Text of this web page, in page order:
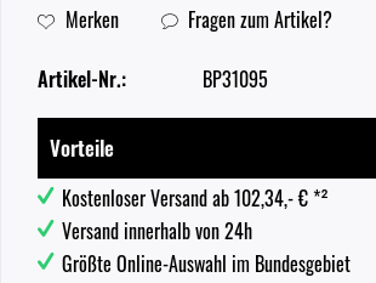
Merken Fragen zum Artikel?
Artikel-Nr.: BP31095
Vorteile
Kostenloser Versand ab 102,34,- € *²
Versand innerhalb von 24h
Größte Online-Auswahl im Bundesgebiet